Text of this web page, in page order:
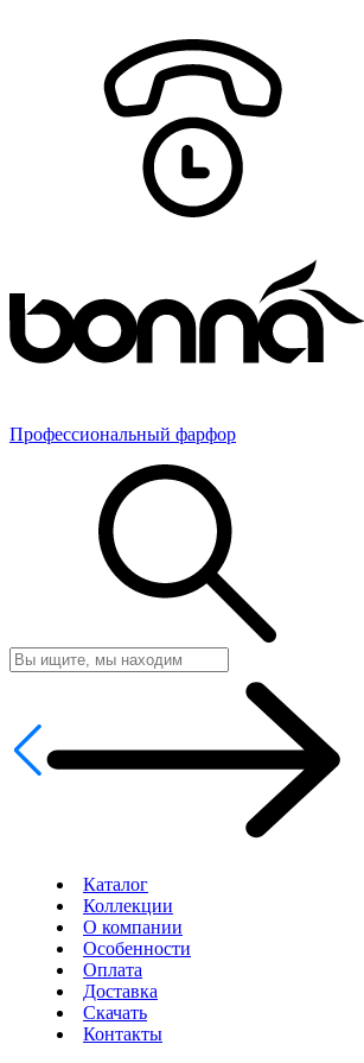
Профессиональный фарфор
Каталог
Коллекции
О компании
Особенности
Оплата
Доставка
Скачать
Контакты